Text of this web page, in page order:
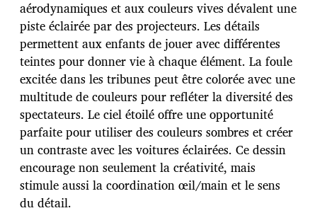
p
u
b
l
i
c
a
t
i
o
n
aérodynamiques et aux couleurs vives dévalent une
piste éclairée par des projecteurs. Les détails
permettent aux enfants de jouer avec différentes
teintes pour donner vie à chaque élément. La foule
excitée dans les tribunes peut être colorée avec une
multitude de couleurs pour refléter la diversité des
spectateurs. Le ciel étoilé offre une opportunité
parfaite pour utiliser des couleurs sombres et créer
un contraste avec les voitures éclairées. Ce dessin
encourage non seulement la créativité, mais
stimule aussi la coordination œil/main et le sens
du détail.